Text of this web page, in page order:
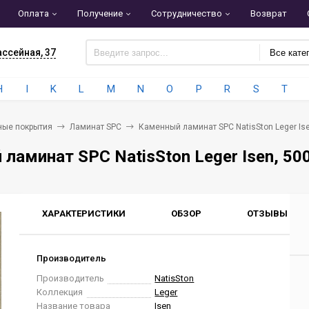
Оплата Получение Сотрудничество Возврат
37 Все
I K L M N O P R S T
покрытия Ламинат SPC Каменный ламинат SPC NatisSton Leger
SPC NatisSton Leger Isen,
ХАРАКТЕРИСТИКИ ОБЗОР ОТЗЫВЫ
Производитель
Производитель
NatisSton
Коллекция
Leger
Название товара
Isen